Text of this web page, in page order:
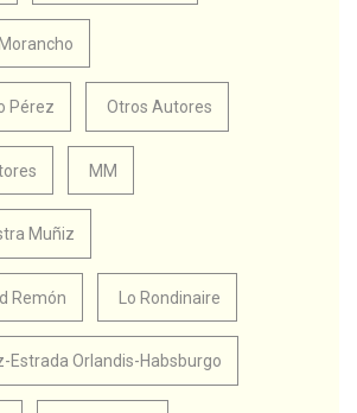
Pérez Otros Autores
MM
Muñiz
Remón Lo Rondinaire
Estrada Orlandis-Habsburgo